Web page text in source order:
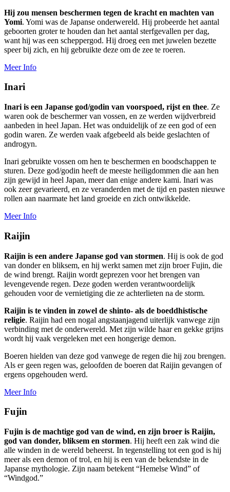
Hij zou mensen beschermen tegen de kracht en machten van
Yomi. Yomi was de Japanse onderwereld. Hij probeerde het aantal
geboorten groter te houden dan het aantal sterfgevallen per dag,
want hij was een scheppergod. Hij droeg een met juwelen bezette
speer bij zich, en hij gebruikte deze om de zee te roeren.
Meer Info
Inari
Inari is een Japanse god/godin van voorspoed, rijst en thee. Ze
waren ook de beschermer van vossen, en ze werden wijdverbreid
aanbeden in heel Japan. Het was onduidelijk of ze een god of een
godin waren. Ze werden vaak afgebeeld als beide geslachten of
androgyn.
Inari gebruikte vossen om hen te beschermen en boodschappen te
sturen. Deze god/godin heeft de meeste heiligdommen die aan hen
zijn gewijd in heel Japan, meer dan enige andere kami. Inari was
ook zeer gevarieerd, en ze veranderden met de tijd en pasten nieuwe
rollen aan naarmate het land groeide en zich ontwikkelde.
Meer Info
Raijin
Raijin is een andere Japanse god van stormen. Hij is ook de god
van donder en bliksem, en hij werkt samen met zijn broer Fujin, die
de wind brengt. Raijin wordt geprezen voor het brengen van
levengevende regen. Deze goden werden verantwoordelijk
gehouden voor de vernietiging die ze achterlieten na de storm.
Raijin is te vinden in zowel de shinto- als de boeddhistische
religie. Raijin had een nogal angstaanjagend uiterlijk vanwege zijn
verbinding met de onderwereld. Met zijn wilde haar en gekke grijns
wordt hij vaak vergeleken met een hongerige demon.
Boeren hielden van deze god vanwege de regen die hij zou brengen.
Als er geen regen was, geloofden de boeren dat Raijin gevangen of
ergens opgehouden werd.
Meer Info
Fujin
Fujin is de machtige god van de wind, en zijn broer is Raijin,
god van donder, bliksem en stormen. Hij heeft een zak wind die
alle winden in de wereld beheerst. In tegenstelling tot een god is hij
meer als een demon of trol, en hij is een van de bekendste in de
Japanse mythologie. Zijn naam betekent “Hemelse Wind” of
“Windgod.”